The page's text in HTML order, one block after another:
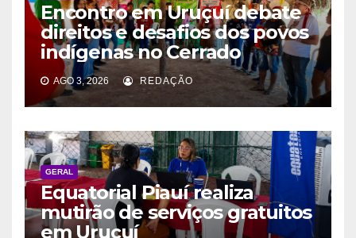
Encontro em Uruçuí debate
direitos e desafios dos povos
indígenas no Cerrado
AGO 3, 2026 REDAÇÃO
GERAL
Equatorial Piauí realiza
mutirão de serviços gratuitos
em Uruçuí